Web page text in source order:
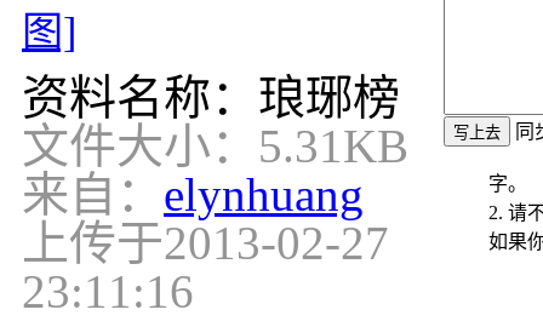
同
字。
2. 请
如果
图]
资料名称：琅琊榜
文件大小：5.31KB
来自： elynhuang
上传于2013-02-27
23:11:16